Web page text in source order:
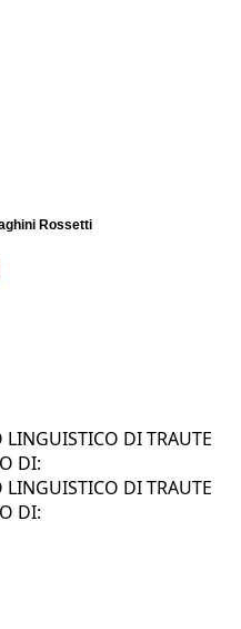
Rossetti
DI TRAUTE
DI:
DI TRAUTE
DI: